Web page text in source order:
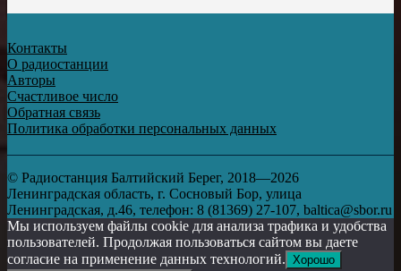
Контакты
О радиостанции
Авторы
Счастливое число
Обратная связь
Политика обработки персональных данных
© Радиостанция Балтийский Берег, 2018—2026
Ленинградская область, г. Сосновый Бор, улица
Ленинградская, д.46, телефон: 8 (81369) 27-107, baltica@sbor.ru
Мы используем файлы cookie для анализа трафика и удобства
пользователей. Продолжая пользоваться сайтом вы даете
согласие на применение данных технологий. Хорошо